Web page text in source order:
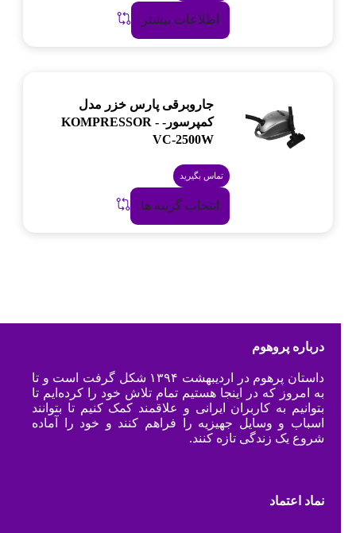
اطلاعات بیشتر
جاروبرقی پارس خزر مدل
کمپرسور- KOMPRESSOR -
VC-2500W
تماس بگیرید
انتخاب گزینه ها
درباره پروهوم
داستان پرهوم در اردیبهشت ۱۳۹۴ شکل گرفت است و تا
به امروز که در اینجا هستیم تمام تلاش خود را کرده‌ایم تا
بتوانیم به کاربران ایرانی و علاقمند کمک کنیم تا بتوانند
اسباب و وسایل جهیزیه را فراهم کنند و خود را آماده
شروع یک زندگی تازه کنند.
نماد اعتماد